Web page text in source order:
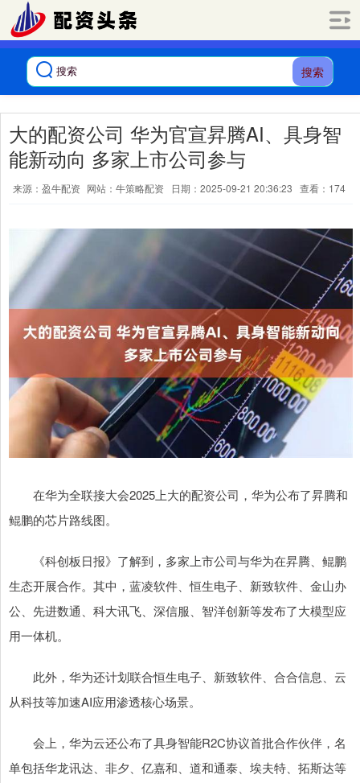
搜索
大的配资公司 华为官宣昇腾AI、具身智
能新动向 多家上市公司参与
来源：盈牛配资 网站：牛策略配资 日期：2025-09-21 20:36:23 查看：174
在华为全联接大会2025上大的配资公司，华为公布了昇腾和
鲲鹏的芯片路线图。
《科创板日报》了解到，多家上市公司与华为在昇腾、鲲鹏
生态开展合作。其中，蓝凌软件、恒生电子、新致软件、金山办
公、先进数通、科大讯飞、深信服、智洋创新等发布了大模型应
用一体机。
此外，华为还计划联合恒生电子、新致软件、合合信息、云
从科技等加速AI应用渗透核心场景。
会上，华为云还公布了具身智能R2C协议首批合作伙伴，名
单包括华龙讯达、非夕、亿嘉和、道和通泰、埃夫特、拓斯达等